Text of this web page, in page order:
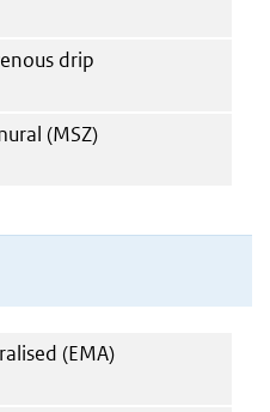
drip
(MSZ)
(EMA)